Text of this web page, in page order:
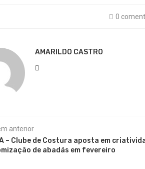
0
AMARILDO CASTRO
anterior
– Clube de Costura aposta em
de abadás em fevereiro